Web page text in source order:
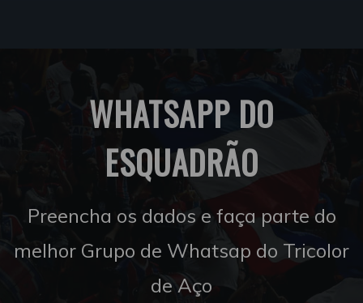
WHATSAPP DO
ESQUADRÃO
Preencha os dados e faça parte do
melhor Grupo de Whatsap do Tricolor
de Aço